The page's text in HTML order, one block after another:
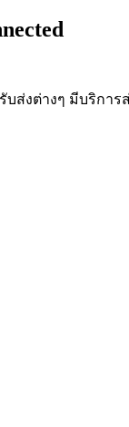
ส่งต่างๆ มีบริการ